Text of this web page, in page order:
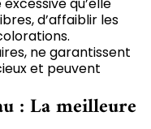
d’affaiblir les
ne garantissent
et peuvent
: La meilleure